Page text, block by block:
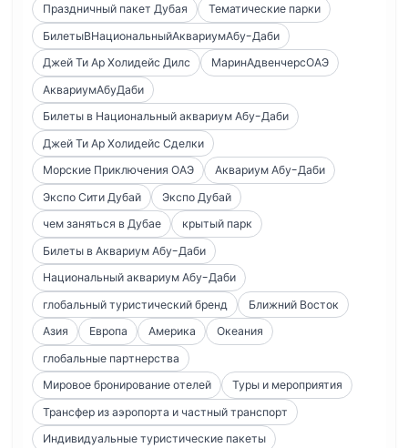
Праздничный пакет Дубая
Тематические парки
БилетыВНациональныйАквариумАбу-Даби
Джей Ти Ар Холидейс Дилс
МаринАдвенчерсОАЭ
АквариумАбуДаби
Билеты в Национальный аквариум Абу-Даби
Джей Ти Ар Холидейс Сделки
Морские Приключения ОАЭ
Аквариум Абу-Даби
Экспо Сити Дубай
Экспо Дубай
чем заняться в Дубае
крытый парк
Билеты в Аквариум Абу-Даби
Национальный аквариум Абу-Даби
глобальный туристический бренд
Ближний Восток
Азия
Европа Америка
Океания
глобальные партнерства
Мировое бронирование отелей
Туры и мероприятия
Трансфер из аэропорта и частный транспорт
Индивидуальные туристические пакеты